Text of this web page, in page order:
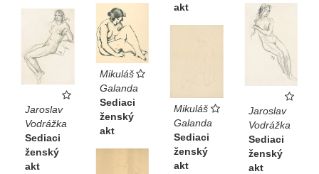
akt
Mikuláš
Galanda
Sediaci
ženský
akt
Jaroslav
Vodrážka
Sediaci
ženský
akt
Jaroslav
Vodrážka
Sediaci
ženský
akt
Mikuláš
Galanda
Sediaci
ženský
akt